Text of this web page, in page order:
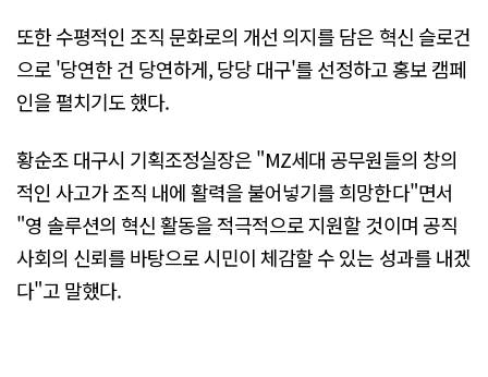
또한 수평적인 조직 문화로의 개선 의지를 담은 혁신 슬로건
으로 '당연한 건 당연하게, 당당 대구'를 선정하고 홍보 캠페
인을 펼치기도 했다.
황순조 대구시 기획조정실장은 "MZ세대 공무원들의 창의
적인 사고가 조직 내에 활력을 불어넣기를 희망한다"면서
"영 솔루션의 혁신 활동을 적극적으로 지원할 것이며 공직
사회의 신뢰를 바탕으로 시민이 체감할 수 있는 성과를 내겠
다"고 말했다.